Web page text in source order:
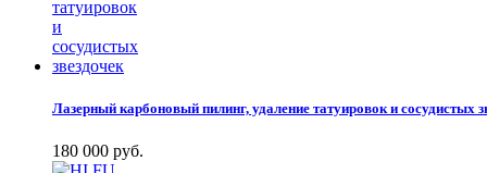
Лазерный карбоновый пилинг, удаление татуировок и сосудистых
180 000 руб.